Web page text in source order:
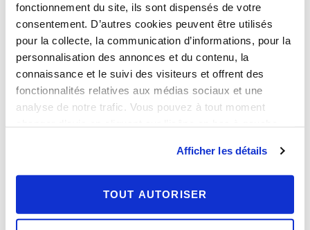
fonctionnement du site, ils sont dispensés de votre
consentement. D’autres cookies peuvent être utilisés
pour la collecte, la communication d’informations, pour la
personnalisation des annonces et du contenu, la
connaissance et le suivi des visiteurs et offrent des
fonctionnalités relatives aux médias sociaux et une
analyse de notre trafic. Vous pouvez à tout moment
Afficher les détails
TOUT AUTORISER
Le logement idéal des français en 2022